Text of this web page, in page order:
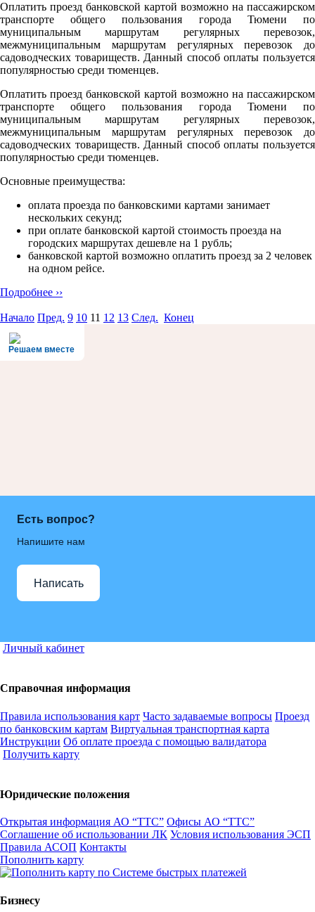
Оплатить проезд банковской картой возможно на пассажирском
транспорте общего пользования города Тюмени по
муниципальным маршрутам регулярных перевозок,
межмуниципальным маршрутам регулярных перевозок до
садоводческих товариществ. Данный способ оплаты пользуется
популярностью среди тюменцев.
Оплатить проезд банковской картой возможно на пассажирском
транспорте общего пользования города Тюмени по
муниципальным маршрутам регулярных перевозок,
межмуниципальным маршрутам регулярных перевозок до
садоводческих товариществ. Данный способ оплаты пользуется
популярностью среди тюменцев.
Основные преимущества:
оплата проезда по банковскими картами занимает
нескольких секунд;
при оплате банковской картой стоимость проезда на
городских маршрутах дешевле на 1 рубль;
банковской картой возможно оплатить проезд за 2 человек
на одном рейсе.
Подробнее ››
Начало Пред. 9 10 11 12 13 След. Конец
Решаем вместе
Есть вопрос?
Напишите нам
Написать
Личный кабинет
Справочная информация
Правила использования карт Часто задаваемые вопросы Проезд
по банковским картам Виртуальная транспортная карта
Инструкции Об оплате проезда с помощью валидатора
Получить карту
Юридические положения
Открытая информация АО “ТТС” Офисы АО “ТТС”
Соглашение об использовании ЛК Условия использования ЭСП
Правила АСОП Контакты
Пополнить карту
Бизнесу